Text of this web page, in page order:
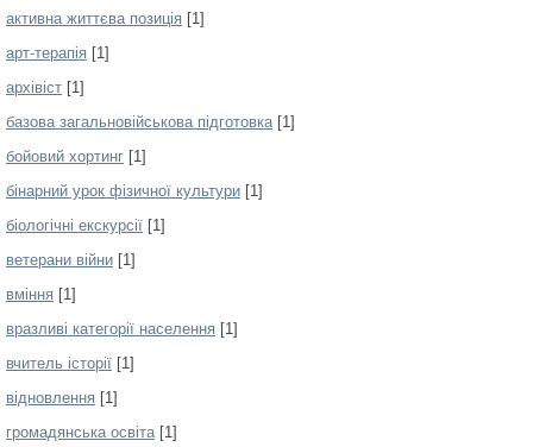
активна життєва позиція [1]
арт-терапія [1]
архівіст [1]
базова загальновійськова підготовка[1]
бойовий хортинг [1]
бінарний урок фізичної культури [1]
біологічні екскурсії [1]
ветерани війни [1]
вміння [1]
вразливі категорії населення [1]
вчитель історії [1]
відновлення [1]
громадянська освіта[1]